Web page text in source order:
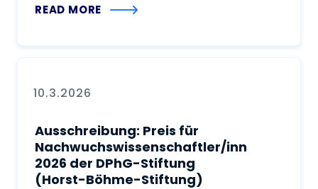
READ MORE
10.3.2026
Ausschreibung: Preis für
Nachwuchswissenschaftler/innen
2026 der DPhG-Stiftung
(Horst-Böhme-Stiftung)